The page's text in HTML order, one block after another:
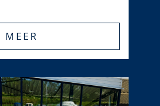
MEER